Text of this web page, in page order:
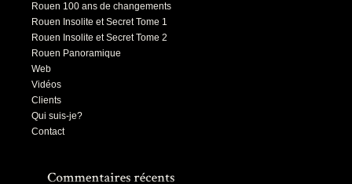
Rouen 100 ans de changements
Rouen Insolite et Secret Tome 1
Rouen Insolite et Secret Tome 2
Rouen Panoramique
Web
Vidéos
Clients
Qui suis-je?
Contact